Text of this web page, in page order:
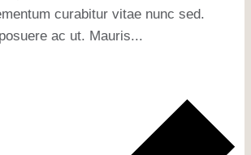
curabitur vitae nunc sed.
ac ut. Mauris...